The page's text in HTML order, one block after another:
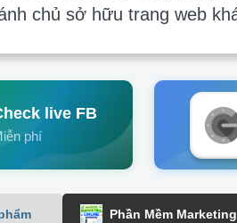
chủ sở hữu trang web
live FB
phí
Phần Mềm Marketing